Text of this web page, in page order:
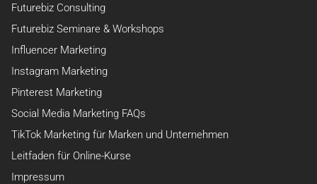
Futurebiz Consulting
Futurebiz Seminare & Workshops
Influencer Marketing
Instagram Marketing
Pinterest Marketing
Social Media Marketing FAQs
TikTok Marketing für Marken und Unternehmen
Leitfaden für Online-Kurse
Impressum